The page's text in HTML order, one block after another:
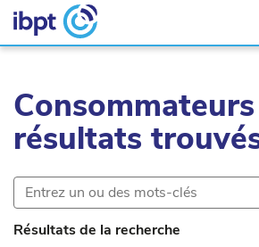
résultats
Résultats de la recherche